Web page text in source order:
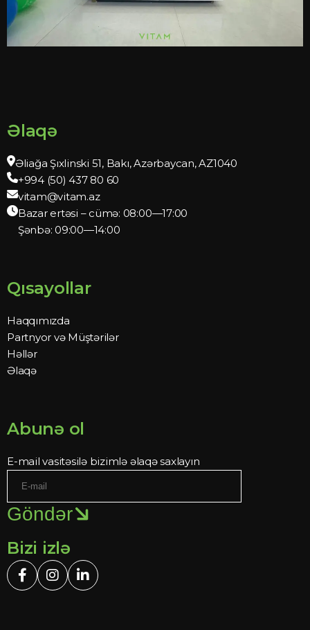
Əlaqə
Əliağa Şıxlinski 51, Bakı, Azərbaycan, AZ1040
+994 (50) 437 80 60
vitam@vitam.az
Bazar ertəsi – cümə: 08:00—17:00
Şənbə: 09:00—14:00
Qısayollar
Haqqımızda
Partnyor və Müştərilər
Həllər
Əlaqə
Abunə ol
E-mail vasitəsilə bizimlə əlaqə saxlayın
Göndər
Bizi izlə